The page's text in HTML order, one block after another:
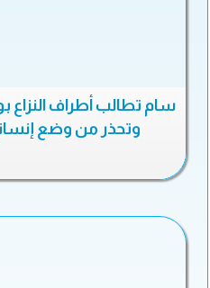
سام تطالب أطراف النزاع
وتحذر من وضع